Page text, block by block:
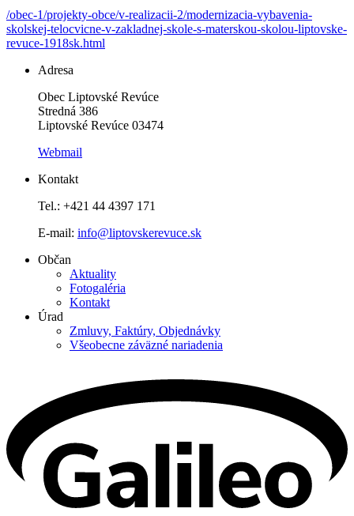
/obec-1/projekty-obce/v-realizacii-2/modernizacia-vybavenia-
skolskej-telocvicne-v-zakladnej-skole-s-materskou-skolou-liptovske-
revuce-1918sk.html
Adresa
Obec Liptovské Revúce
Stredná 386
Liptovské Revúce 03474
Webmail
Kontakt
Tel.: +421 44 4397 171
E-mail: info@liptovskerevuce.sk
Občan
Aktuality
Fotogaléria
Kontakt
Úrad
Zmluvy, Faktúry, Objednávky
Všeobecne záväzné nariadenia